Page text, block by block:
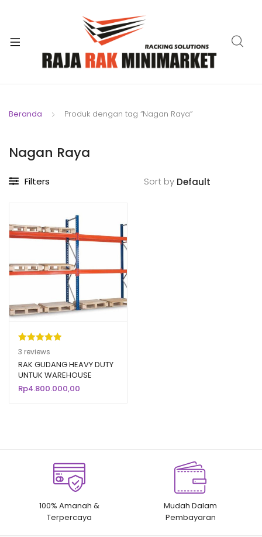
Beranda Produk dengan tag “Nagan Raya”
Nagan Raya
Filters Sort by
Peringkat
5.00 dari 5
berdasarka
n
3
penilaian
3 reviews
RAK GUDANG HEAVY DUTY
UNTUK WAREHOUSE
PABRIK / INDUSTRI
Rp4.800.000,00
100% Amanah &
Terpercaya
Mudah Dalam
Pembayaran